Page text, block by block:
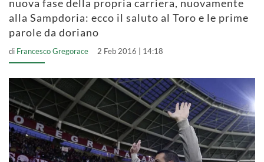
nuova fase della propria carriera, nuovamente
alla Sampdoria: ecco il saluto al Toro e le prime
parole da doriano
di Francesco Gregorace 2 Feb 2016 | 14:18